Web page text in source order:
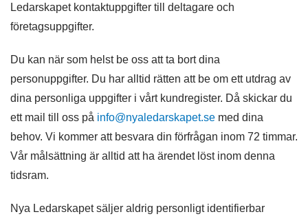
Ledarskapet kontaktuppgifter till deltagare och
företagsuppgifter.
Du kan när som helst be oss att ta bort dina
personuppgifter. Du har alltid rätten att be om ett utdrag av
dina personliga uppgifter i vårt kundregister. Då skickar du
ett mail till oss på info@nyaledarskapet.se med dina
behov. Vi kommer att besvara din förfrågan inom 72 timmar.
Vår målsättning är alltid att ha ärendet löst inom denna
tidsram.
Nya Ledarskapet säljer aldrig personligt identifierbar